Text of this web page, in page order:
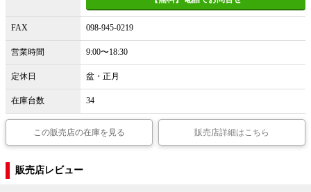
FAX 098-945-0219
営業時間 9:00〜18:30
定休日 盆・正月
在庫台数 34
この販売店の在庫を見る 販売店詳細はこちら
販売店レビュー